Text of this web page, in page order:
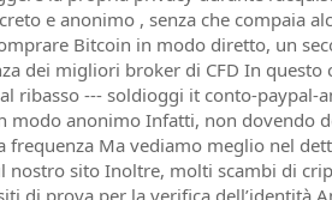
e anonimo , senza che compaia
Bitcoin in modo diretto, un
dei migliori broker di CFD In questo
ribasso --- soldioggi it conto-paypal-
modo anonimo Infatti, non dovendo
Ma vediamo meglio nel
nostro sito Inoltre, molti scambi di
di prova per la verifica dell’identità